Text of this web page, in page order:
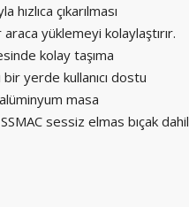
çıkarılması
yüklemeyi kolaylaştırır.
kolay taşıma
yerde kullanıcı dostu
masa
sessiz elmas bıçak dahil